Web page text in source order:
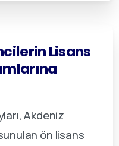
Lisans
Akdeniz
ön lisans